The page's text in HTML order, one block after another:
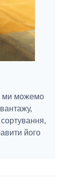
ми можемо
його